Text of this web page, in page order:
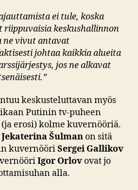
ei tule, koska
riippuvaisia keskushallinnon
ne vivut antavat
johtaa kaikkia alueita
jos ne alkavat
keskusteluttavan myös
Putinin tv-puheen
erosi) kolme kuvernööriä.
Jekaterina Šulman on sitä
kuvernööriSergei Gallikov
Igor Orlov ovat jo
alla.